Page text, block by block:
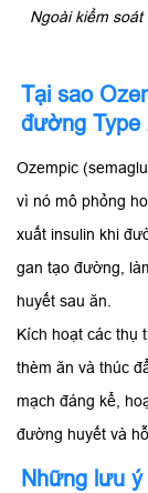
Ngoài kiểm
Tại sao
đường Type
Ozempic
vì nó mô phỏng
xuất insulin khi
gan tạo đường,
huyết sau ăn.
Kích hoạt các thụ
thèm ăn và thúc
mạch đáng kể,
đường huyết và
Những lưu